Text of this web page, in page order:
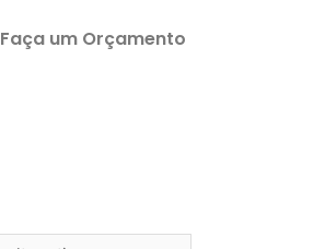
Faça um Orçamento